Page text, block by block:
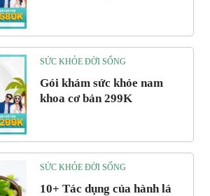
SỨC KHỎE ĐỜI SỐNG
Gói khám sức khỏe nam
khoa cơ bản 299K
SỨC KHỎE ĐỜI SỐNG
10+ Tác dụng của hành lá